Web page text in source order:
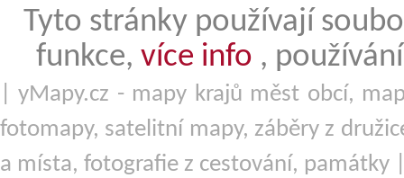
Tyto stránky používají
funkce, více info ,
| yMapy.cz - mapy krajů měst obcí,
fotomapy, satelitní mapy, záběry z
a místa, fotografie z cestování, památky